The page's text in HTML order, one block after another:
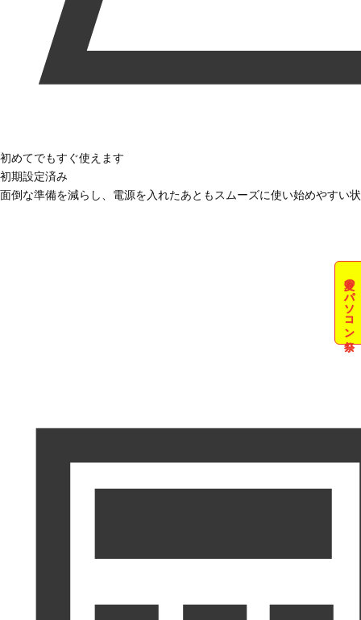
夏のパソコン祭
初めてでもすぐ使えます
初期設定済み
面倒な準備を減らし、電源を入れたあともスムーズに使い始めやすい